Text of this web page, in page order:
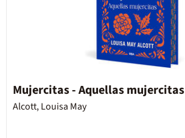
Mujercitas - Aquellas mujercitas
Alcott, Louisa May